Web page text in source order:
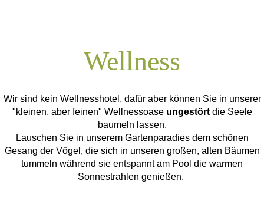
Wellness
Wir sind kein Wellnesshotel, dafür aber können Sie in unserer
"kleinen, aber feinen" Wellnessoase ungestörtdie Seele
baumeln lassen.
Lauschen Sie in unserem Gartenparadies dem schönen
Gesang der Vögel, die sich in unseren großen, alten Bäumen
tummeln während sie entspannt am Pool die warmen
Sonnestrahlen genießen.